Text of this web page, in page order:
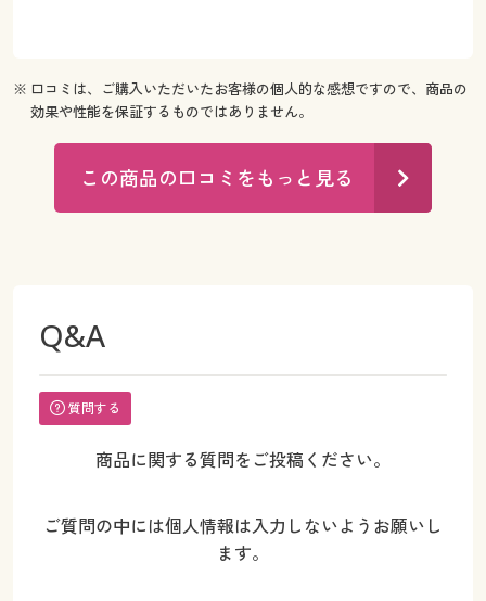
※ 口コミは、ご購入いただいたお客様の個人的な感想ですので、商品の
効果や性能を保証するものではありません。
この商品の口コミをもっと見る
Q&A
質問する
商品に関する質問をご投稿ください。
ご質問の中には個人情報は入力しないようお願いし
ます。